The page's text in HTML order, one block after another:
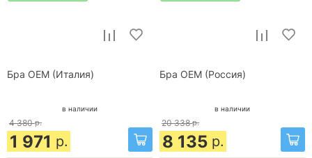
Бра OEM (Италия)
в наличии
4 380 р.
1 971 р.
Бра OEM (Россия)
в наличии
20 338 р.
8 135 р.